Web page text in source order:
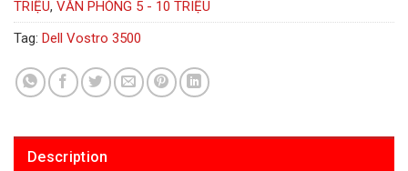
TRIỆU, VĂN PHÒNG 5 - 10 TRIỆU
Tag: Dell Vostro 3500
Description